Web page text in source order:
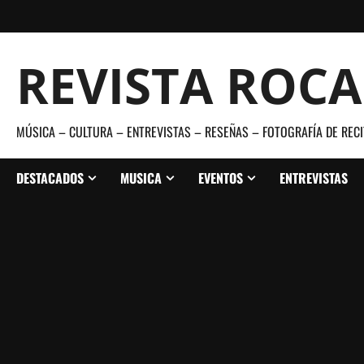
al
REVISTA
MÚSICA – CULTURA – ENTREVISTAS – RESEÑAS – FOTOGRAFÍA DE
DESTACADOS MUSICA EVENTOS ENTREVISTAS